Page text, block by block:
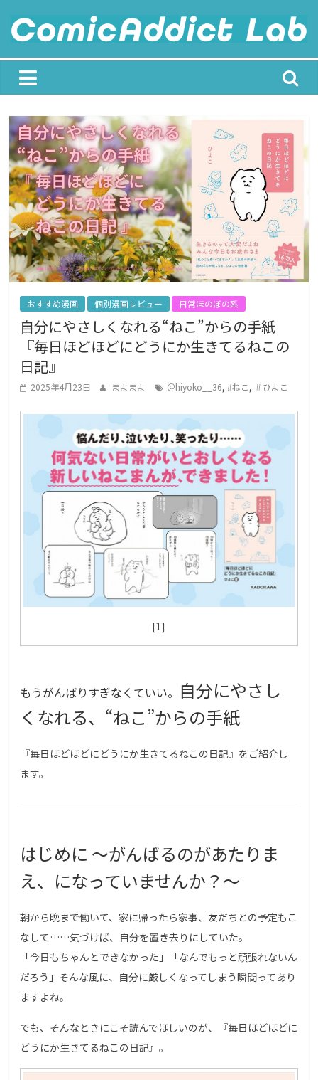
ComicAddict
Lab
F
o
r
A
l
l
M
おすすめ漫画 個別漫画レビュー 日常ほのぼの系
自分にやさしくなれる“ねこ”からの手紙
『毎日ほどほどにどうにか生きてるねこの
日記』
2025年4月23日 まよまよ ＠hiyoko__36,#ねこ, ＃ひよこ
[1]
もうがんばりすぎなくていい。 自分にやさし
くなれる、“ねこ”からの手紙
『毎日ほどほどにどうにか生きてるねこの日記』をご紹介し
ます。
はじめに 〜がんばるのがあたりま
え、になっていませんか？〜
朝から晩まで働いて、家に帰ったら家事、友だちとの予定もこ
なして……気づけば、自分を置き去りにしていた。
「今日もちゃんとできなかった」「なんでもっと頑張れないん
だろう」そんな風に、自分に厳しくなってしまう瞬間ってあり
ますよね。
でも、そんなときにこそ読んでほしいのが、『毎日ほどほどに
どうにか生きてるねこの日記』。